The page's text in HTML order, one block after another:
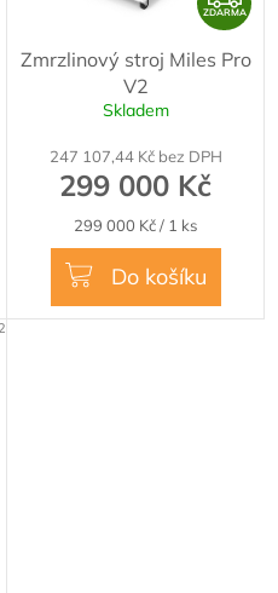
D
A
ZDARMA
Zmrzlinový stroj Miles Pro
V2
Skladem
247 107,44 Kč bez DPH
299 000 Kč
Měrná
cena:
299 000 Kč / 1 ks
Do košíku